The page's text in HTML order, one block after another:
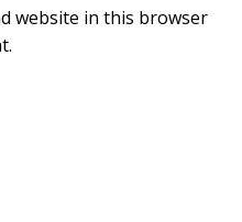
website in this browser